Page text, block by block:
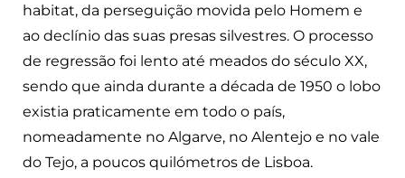
habitat, da perseguição movida pelo Homem e
ao declínio das suas presas silvestres. O processo
de regressão foi lento até meados do século XX,
sendo que ainda durante a década de 1950 o lobo
existia praticamente em todo o país,
nomeadamente no Algarve, no Alentejo e no vale
do Tejo, a poucos quilómetros de Lisboa.